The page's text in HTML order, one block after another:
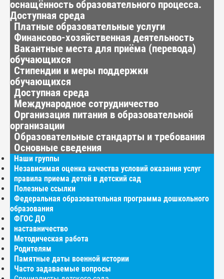
оснащённость образовательного процесса.
Доступная среда
Платные образовательные услуги
Финансово-хозяйственная деятельность
Вакантные места для приёма (перевода)
обучающихся
Стипендии и меры поддержки
обучающихся
Доступная среда
Международное сотрудничество
Организация питания в образовательной
организации
Образовательные стандарты и требования
Основные сведения
Наши группы
Независимая оценка качества условий оказания услуг
правила приема детей в детский сад
Полезные ссылки
Федеральная образовательная программа дошкольного
образования
ФГОС ДО
наставничество
Методическая работа
Родителям
Памятные даты военной истории
Часто задаваемые вопросы